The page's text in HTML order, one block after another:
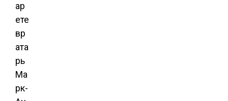
ар
ете
вр
ата
рь
Ма
рк-